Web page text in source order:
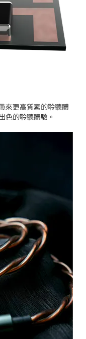
來更高質素的聆聽體
色的聆聽體驗。